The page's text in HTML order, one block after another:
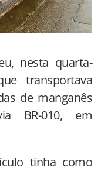
nesta quarta-
transportava
de manganês
BR-010, em
tinha como